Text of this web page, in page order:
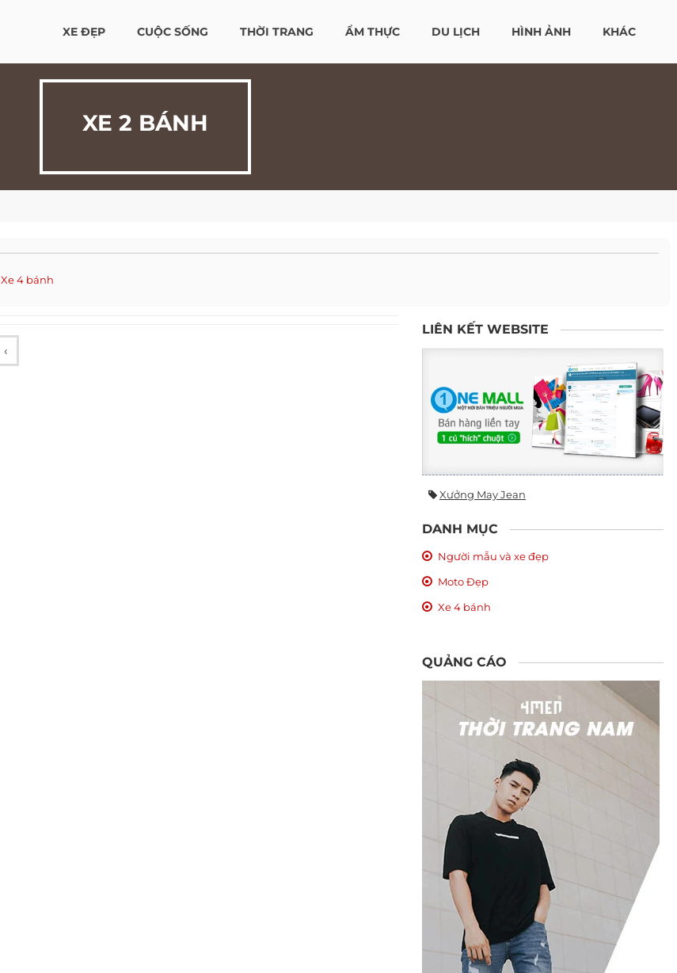
XE ĐẸP CUỘC SỐNG THỜI TRANG ẨM THỰC DU LỊCH HÌNH ẢNH KHÁC
XE 2 BÁNH
Xe 4 bánh
‹
LIÊN KẾT WEBSITE
Xưởng May Jean
DANH MỤC
Người mẫu và xe đẹp
Moto Đẹp
Xe 4 bánh
QUẢNG CÁO